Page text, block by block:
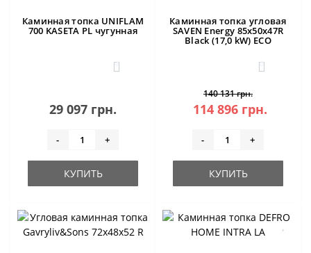
Каминная топка UNIFLAM
700 KASETA PL чугунная
4
29 097 грн.
- +
КУПИТЬ
Каминная топка угловая
SAVEN Energy 85х50х47R
Black (17,0 kW) ECO
0
140 131 грн.
114 896 грн.
- +
КУПИТЬ